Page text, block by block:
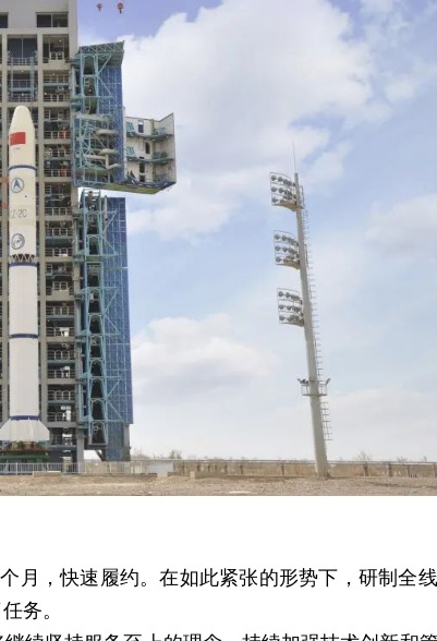
，快速履约。在如此紧张的形势下，研制全
务。